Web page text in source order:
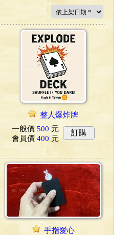
整人爆炸牌
一般價 500 元
會員價 400元
訂購
手指愛心